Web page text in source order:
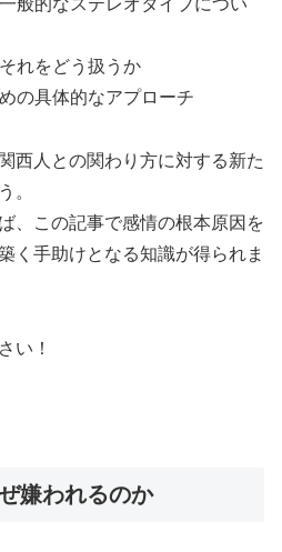
般的なステレオタイプについ
れをどう扱うか
の具体的なアプローチ
西人との関わり方に対する新た
。
、この記事で感情の根本原因を
く手助けとなる知識が得られま
い！
嫌われるのか